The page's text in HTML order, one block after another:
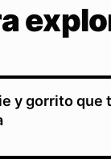
y gorrito que